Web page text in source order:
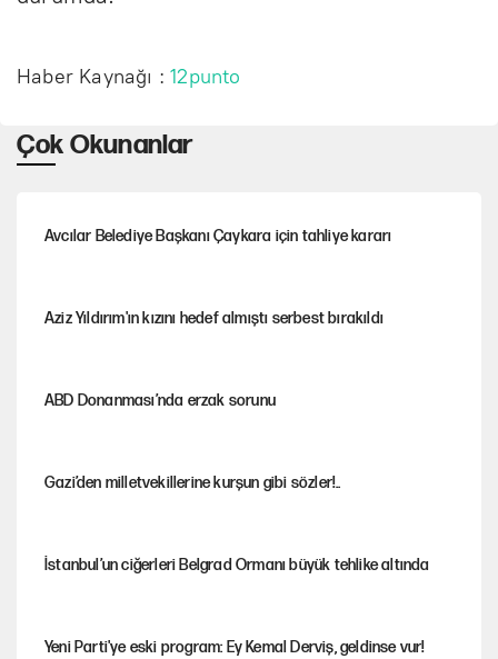
Haber Kaynağı :12punto
Çok Okunanlar
Avcılar Belediye Başkanı Çaykara için tahliye kararı
Aziz Yıldırım'ın kızını hedef almıştı serbest bırakıldı
ABD Donanması’nda erzak sorunu
Gazi’den milletvekillerine kurşun gibi sözler!..
İstanbul’un ciğerleri Belgrad Ormanı büyük tehlike altında
Yeni Parti'ye eski program: Ey Kemal Derviş, geldinse vur!